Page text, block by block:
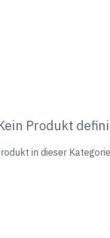
Produkt
in dieser